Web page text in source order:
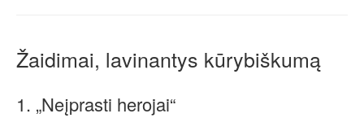
Žaidimai, lavinantys kūrybiškumą
1. „Neįprasti herojai“